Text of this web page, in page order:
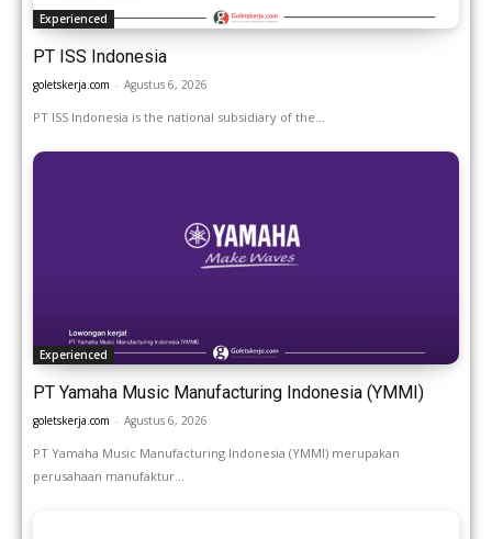
Experienced
PT ISS Indonesia
goletskerja.com - Agustus 6, 2026
PT ISS Indonesia is the national subsidiary of the...
Experienced
PT Yamaha Music Manufacturing Indonesia (YMMI)
goletskerja.com - Agustus 6, 2026
PT Yamaha Music Manufacturing Indonesia (YMMI) merupakan
perusahaan manufaktur...